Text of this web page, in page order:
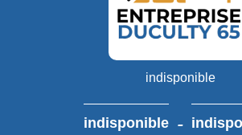
indisponible
indisponible -